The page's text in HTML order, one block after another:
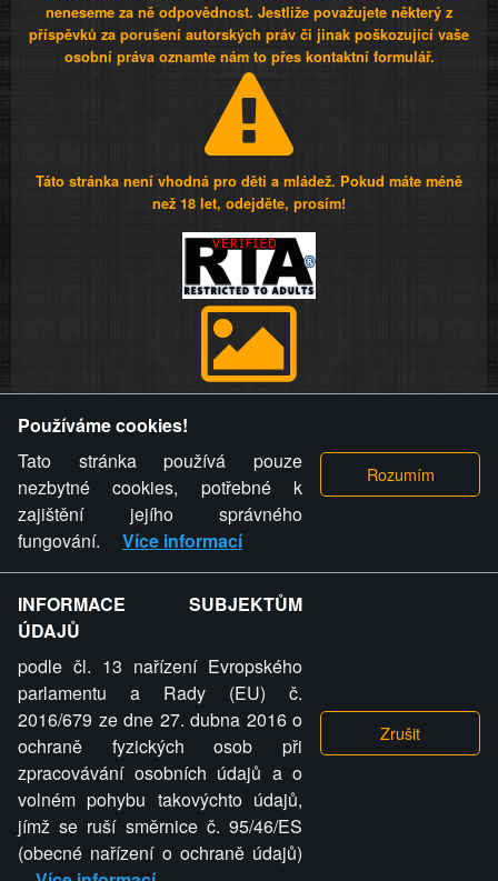
neneseme za ně odpovědnost. Jestliže považujete některý z
příspěvků za porušení autorských práv či jinak poškozující vaše
osobní práva oznamte nám to přes kontaktní formulář.
Táto stránka není vhodná pro děti a mládež. Pokud máte méně
než 18 let, odejděte, prosím!
videa a komentáře. Osoba, které se toto opatření provozovatele
stránky týče, ani osoba, která umístila fotografii nebo video na
stránku, nemůže z důvodu odstranění fotografie, videa nebo
komentáře pro výše uvedenou okolnost uplatnit vůči
provozovateli stránky žádný nárok na náhradu škody nebo
nemajetkové újmy.
ZVRÁCENÝ.CZ - Svět není zvrácenej. To jen
ty lidi...
ZVRÁCENÝ.CZ
PRAVIDLA A PODMÍNKY GDPR
Používáme cookies!
Tato stránka používá pouze
nezbytné cookies, potřebné k
zajištění jejího správného
fungování.
Více informací
INFORMACE SUBJEKTŮM
ÚDAJŮ
podle čl. 13 nařízení Evropského
parlamentu a Rady (EU) č.
2016/679 ze dne 27. dubna 2016 o
ochraně fyzických osob při
zpracovávání osobních údajů a o
volném pohybu takovýchto údajů,
jímž se ruší směrnice č. 95/46/ES
(obecné nařízení o ochraně údajů)